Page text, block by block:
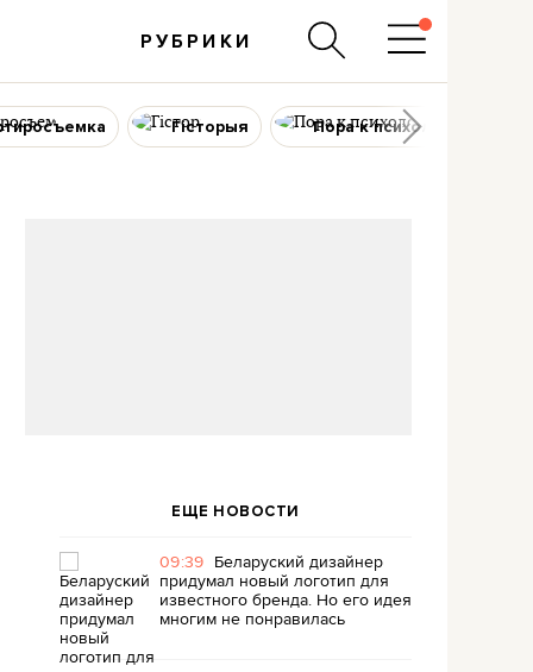
РУБРИКИ
Гісторыя Пора к психологу
ЕЩЕ НОВОСТИ
09:39 Беларуский дизайнер
придумал новый логотип для
известного бренда. Но его идея
многим не понравилась